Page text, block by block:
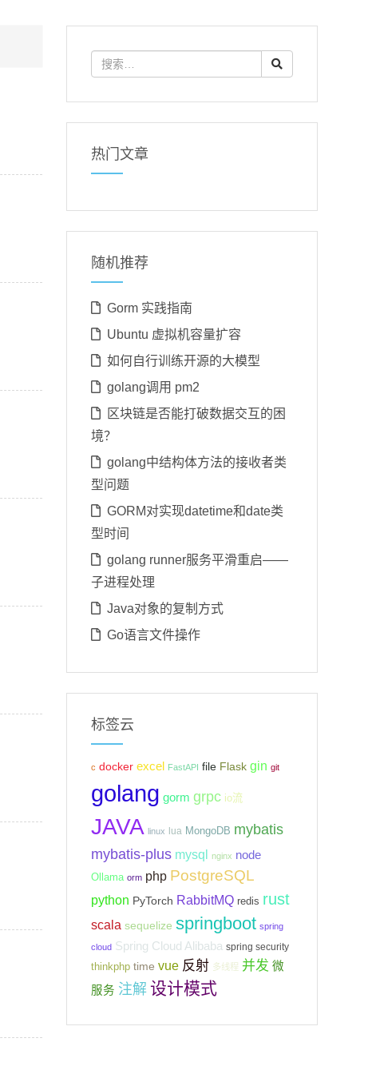
热门文章
随机推荐
Gorm 实践指南
Ubuntu 虚拟机容量扩容
如何自行训练开源的大模型
golang调用 pm2
区块链是否能打破数据交互的困
境？
golang中结构体方法的接收者类
型问题
GORM对实现datetime和date类
型时间
golang runner服务平滑重启——
子进程处理
Java对象的复制方式
Go语言文件操作
标签云
c docker excel FastAPI file Flask gin git
golang gorm grpc io流
JAVA linux lua MongoDB mybatis
mybatis-plus mysql nginx node
Ollama orm php PostgreSQL
python PyTorch RabbitMQ redis rust
scala sequelize springboot spring
cloud Spring Cloud Alibaba spring security
thinkphp time vue 反射 多线程 并发 微
服务 注解 设计模式